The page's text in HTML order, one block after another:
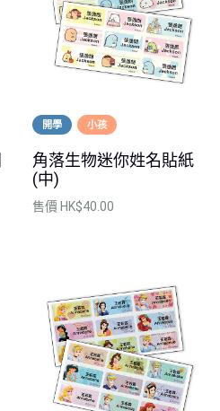
開學 小孩
角落生物迷你姓名貼紙
(中)
售價 HK$40.00